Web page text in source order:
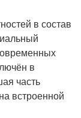
в состав
в
часть
встроенной